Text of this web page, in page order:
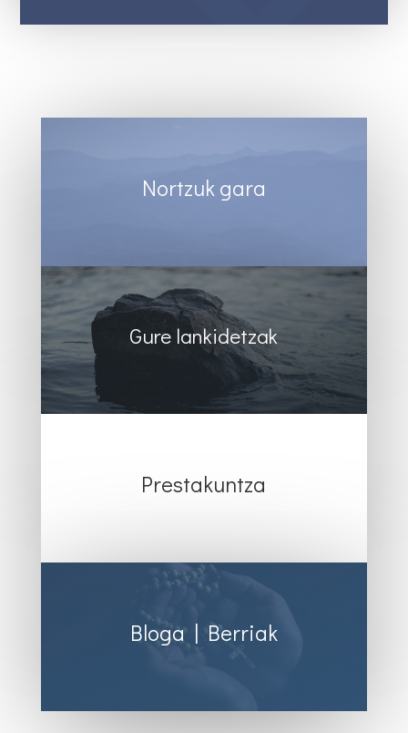
Nortzuk gara
Gure lankidetzak
Prestakuntza
Bloga | Berriak